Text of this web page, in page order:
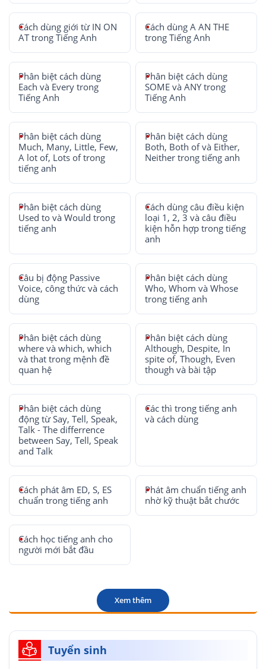
Cách dùng giới từ IN ON
AT trong Tiếng Anh
Cách dùng A AN THE
trong Tiếng Anh
Phân biệt cách dùng
Each và Every trong
Tiếng Anh
Phân biệt cách dùng
SOME và ANY trong
Tiếng Anh
Phân biệt cách dùng
Much, Many, Little, Few,
A lot of, Lots of trong
tiếng anh
Phân biệt cách dùng
Both, Both of và Either,
Neither trong tiếng anh
Phân biệt cách dùng
Used to và Would trong
tiếng anh
Cách dùng câu điều kiện
loại 1, 2, 3 và câu điều
kiện hỗn hợp trong tiếng
anh
Câu bị động Passive
Voice, công thức và cách
dùng
Phân biệt cách dùng
Who, Whom và Whose
trong tiếng anh
Phân biệt cách dùng
where và which, which
và that trong mệnh đề
quan hệ
Phân biệt cách dùng
Although, Despite, In
spite of, Though, Even
though và bài tập
Phân biệt cách dùng
động từ Say, Tell, Speak,
Talk - The differrence
between Say, Tell, Speak
and Talk
Các thì trong tiếng anh
và cách dùng
Cách phát âm ED, S, ES
chuẩn trong tiếng anh
Phát âm chuẩn tiếng anh
nhờ kỹ thuật bắt chước
Cách học tiếng anh cho
người mới bắt đầu
Xem thêm
Tuyển sinh